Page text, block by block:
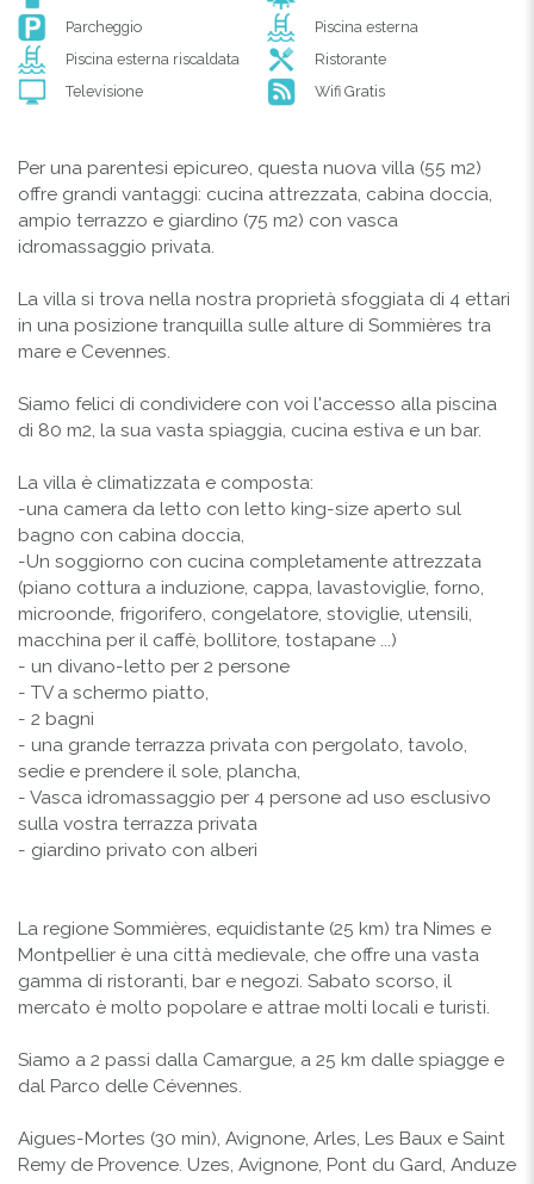
Parcheggio
Piscina esterna
Piscina esterna riscaldata
Ristorante
Televisione
Wifi Gratis
Per una parentesi epicureo, questa nuova villa (55 m2)
offre grandi vantaggi: cucina attrezzata, cabina doccia,
ampio terrazzo e giardino (75 m2) con vasca
idromassaggio privata.
La villa si trova nella nostra proprietà sfoggiata di 4 ettari
in una posizione tranquilla sulle alture di Sommières tra
mare e Cevennes.
Siamo felici di condividere con voi l'accesso alla piscina
di 80 m2, la sua vasta spiaggia, cucina estiva e un bar.
La villa è climatizzata e composta:
-una camera da letto con letto king-size aperto sul
bagno con cabina doccia,
-Un soggiorno con cucina completamente attrezzata
(piano cottura a induzione, cappa, lavastoviglie, forno,
microonde, frigorifero, congelatore, stoviglie, utensili,
macchina per il caffè, bollitore, tostapane ...)
- un divano-letto per 2 persone
- TV a schermo piatto,
- 2 bagni
- una grande terrazza privata con pergolato, tavolo,
sedie e prendere il sole, plancha,
- Vasca idromassaggio per 4 persone ad uso esclusivo
sulla vostra terrazza privata
- giardino privato con alberi
La regione Sommières, equidistante (25 km) tra Nimes e
Montpellier è una città medievale, che offre una vasta
gamma di ristoranti, bar e negozi. Sabato scorso, il
mercato è molto popolare e attrae molti locali e turisti.
Siamo a 2 passi dalla Camargue, a 25 km dalle spiagge e
dal Parco delle Cévennes.
Aigues-Mortes (30 min), Avignone, Arles, Les Baux e Saint
Remy de Provence. Uzes, Avignone, Pont du Gard, Anduze